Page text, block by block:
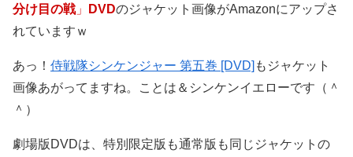
分け目の戦」 DVDのジャケット画像がAmazonにアップさ
れていますｗ
あっ！ 侍戦隊シンケンジャー 第五巻 [DVD] もジャケット
画像あがってますね。ことは＆シンケンイエローです（＾
＾）
劇場版DVDは、特別限定版も通常版も同じジャケットの